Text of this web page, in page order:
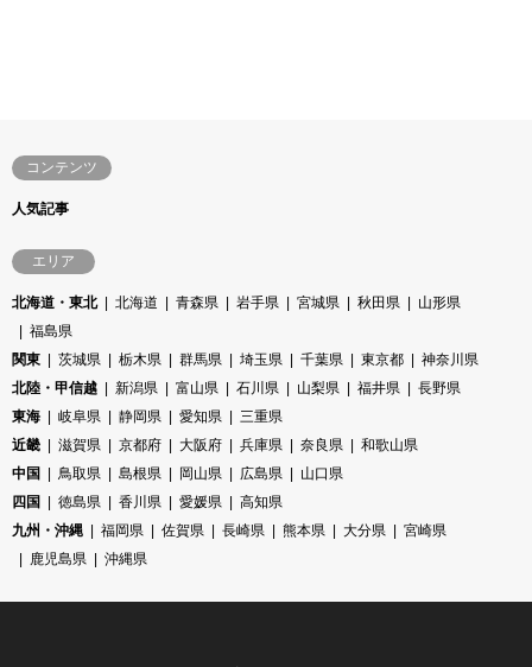
コンテンツ
人気記事
エリア
北海道・東北 北海道 青森県 岩手県 宮城県 秋田県
山形県
福島県
関東
茨城県 栃木県 群馬県 埼玉県 千葉県 東京都
神奈川県
北陸・甲信越
新潟県 富山県 石川県 山梨県 福井県
長野県
東海
岐阜県 静岡県 愛知県
三重県
近畿
滋賀県 京都府 大阪府 兵庫県 奈良県
和歌山県
中国
鳥取県 島根県 岡山県 広島県
山口県
四国
徳島県 香川県 愛媛県
高知県
九州・沖縄
福岡県 佐賀県 長崎県 熊本県 大分県
宮崎県
鹿児島県
沖縄県